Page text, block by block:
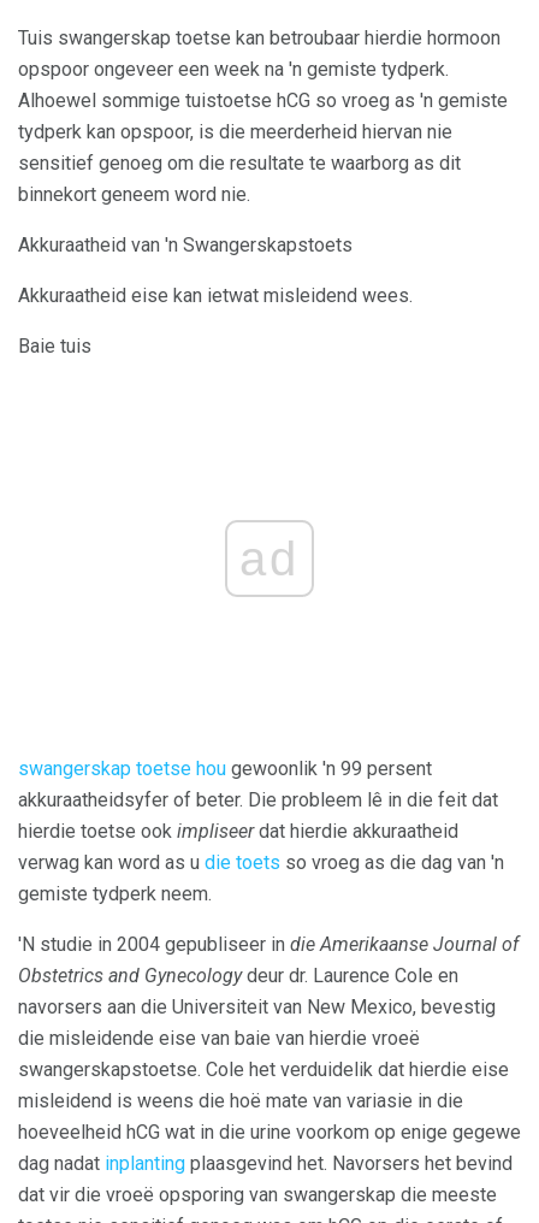
Tuis swangerskap toetse kan betroubaar hierdie hormoon
opspoor ongeveer een week na 'n gemiste tydperk.
Alhoewel sommige tuistoetse hCG so vroeg as 'n gemiste
tydperk kan opspoor, is die meerderheid hiervan nie
sensitief genoeg om die resultate te waarborg as dit
binnekort geneem word nie.
Akkuraatheid van 'n Swangerskapstoets
Akkuraatheid eise kan ietwat misleidend wees.
Baie tuis
ad
swangerskap toetse hou gewoonlik 'n 99 persent
akkuraatheidsyfer of beter. Die probleem lê in die feit dat
hierdie toetse ook impliseerdat hierdie akkuraatheid
verwag kan word as u die toets so vroeg as die dag van 'n
gemiste tydperk neem.
'N studie in 2004 gepubliseer in die Amerikaanse Journal of
Obstetrics and Gynecologydeur dr. Laurence Cole en
navorsers aan die Universiteit van New Mexico, bevestig
die misleidende eise van baie van hierdie vroeë
swangerskapstoetse. Cole het verduidelik dat hierdie eise
misleidend is weens die hoë mate van variasie in die
hoeveelheid hCG wat in die urine voorkom op enige gegewe
dag nadat inplanting plaasgevind het. Navorsers het bevind
dat vir die vroeë opsporing van swangerskap die meeste